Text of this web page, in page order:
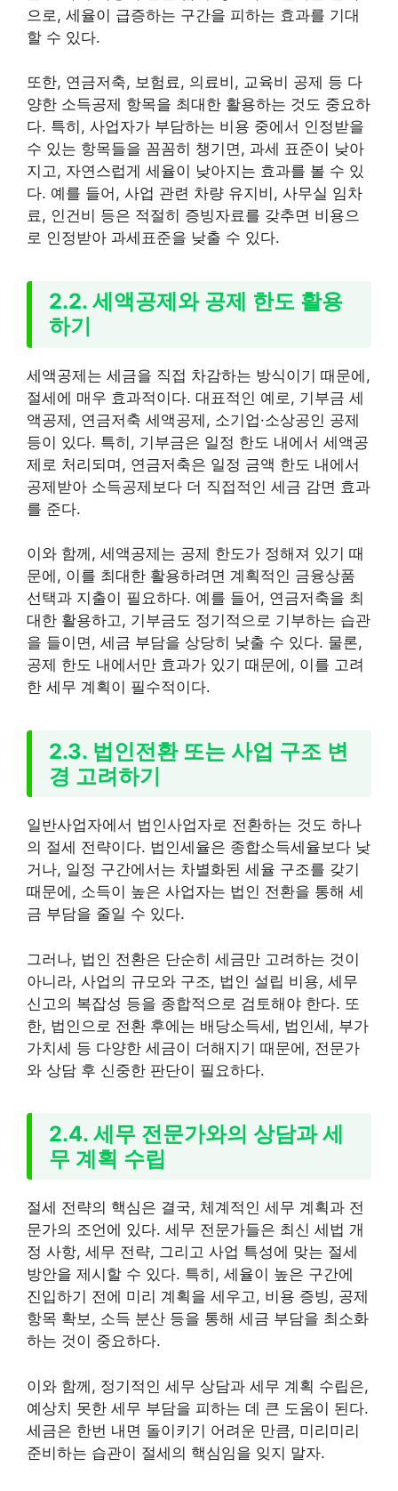
으로, 세율이 급증하는 구간을 피하는 효과를 기대
할 수 있다.
또한, 연금저축, 보험료, 의료비, 교육비 공제 등 다
양한 소득공제 항목을 최대한 활용하는 것도 중요하
다. 특히, 사업자가 부담하는 비용 중에서 인정받을
수 있는 항목들을 꼼꼼히 챙기면, 과세 표준이 낮아
지고, 자연스럽게 세율이 낮아지는 효과를 볼 수 있
다. 예를 들어, 사업 관련 차량 유지비, 사무실 임차
료, 인건비 등은 적절히 증빙자료를 갖추면 비용으
로 인정받아 과세표준을 낮출 수 있다.
2.2. 세액공제와 공제 한도 활용
하기
세액공제는 세금을 직접 차감하는 방식이기 때문에,
절세에 매우 효과적이다. 대표적인 예로, 기부금 세
액공제, 연금저축 세액공제, 소기업·소상공인 공제
등이 있다. 특히, 기부금은 일정 한도 내에서 세액공
제로 처리되며, 연금저축은 일정 금액 한도 내에서
공제받아 소득공제보다 더 직접적인 세금 감면 효과
를 준다.
이와 함께, 세액공제는 공제 한도가 정해져 있기 때
문에, 이를 최대한 활용하려면 계획적인 금융상품
선택과 지출이 필요하다. 예를 들어, 연금저축을 최
대한 활용하고, 기부금도 정기적으로 기부하는 습관
을 들이면, 세금 부담을 상당히 낮출 수 있다. 물론,
공제 한도 내에서만 효과가 있기 때문에, 이를 고려
한 세무 계획이 필수적이다.
2.3. 법인전환 또는 사업 구조 변
경 고려하기
일반사업자에서 법인사업자로 전환하는 것도 하나
의 절세 전략이다. 법인세율은 종합소득세율보다 낮
거나, 일정 구간에서는 차별화된 세율 구조를 갖기
때문에, 소득이 높은 사업자는 법인 전환을 통해 세
금 부담을 줄일 수 있다.
그러나, 법인 전환은 단순히 세금만 고려하는 것이
아니라, 사업의 규모와 구조, 법인 설립 비용, 세무
신고의 복잡성 등을 종합적으로 검토해야 한다. 또
한, 법인으로 전환 후에는 배당소득세, 법인세, 부가
가치세 등 다양한 세금이 더해지기 때문에, 전문가
와 상담 후 신중한 판단이 필요하다.
2.4. 세무 전문가와의 상담과 세
무 계획 수립
절세 전략의 핵심은 결국, 체계적인 세무 계획과 전
문가의 조언에 있다. 세무 전문가들은 최신 세법 개
정 사항, 세무 전략, 그리고 사업 특성에 맞는 절세
방안을 제시할 수 있다. 특히, 세율이 높은 구간에
진입하기 전에 미리 계획을 세우고, 비용 증빙, 공제
항목 확보, 소득 분산 등을 통해 세금 부담을 최소화
하는 것이 중요하다.
이와 함께, 정기적인 세무 상담과 세무 계획 수립은,
예상치 못한 세무 부담을 피하는 데 큰 도움이 된다.
세금은 한번 내면 돌이키기 어려운 만큼, 미리미리
준비하는 습관이 절세의 핵심임을 잊지 말자.